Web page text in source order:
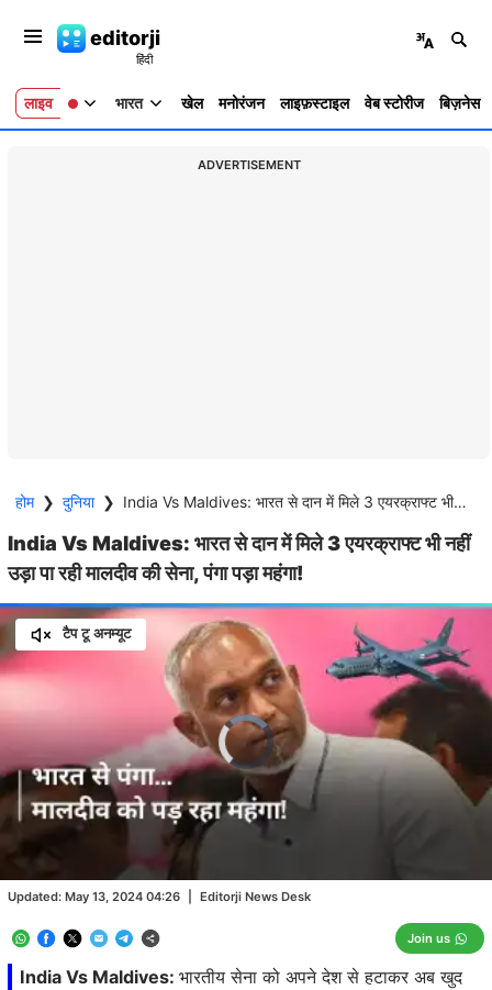
editorji
लाइव भारत खेल मनोरंजन लाइफ़स्टाइल वेब स्टोरीज बिज़नेस
ADVERTISEMENT
होम ❯ दुनिया ❯ India Vs Maldives: भारत से दान में मिले 3 एयरक्राफ्ट भी नहीं उड़ा पा रही मालदीव की सेना, पंगा पड़ा महंगा!
India Vs Maldives: भारत से दान में मिले 3 एयरक्राफ्ट भी नहीं
उड़ा पा रही मालदीव की सेना, पंगा पड़ा महंगा!
India Vs Maldives: भारतीय सेना को अपने देश से हटाकर अब खुद
Updated: May 13, 2024 04:26 Editorji News Desk
Join us
टैप टू अनम्यूट
Video
Player
is
loading.